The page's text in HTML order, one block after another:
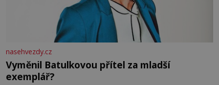
nasehvezdy.cz
Vyměnil Batulkovou přítel za mladší
exemplář?